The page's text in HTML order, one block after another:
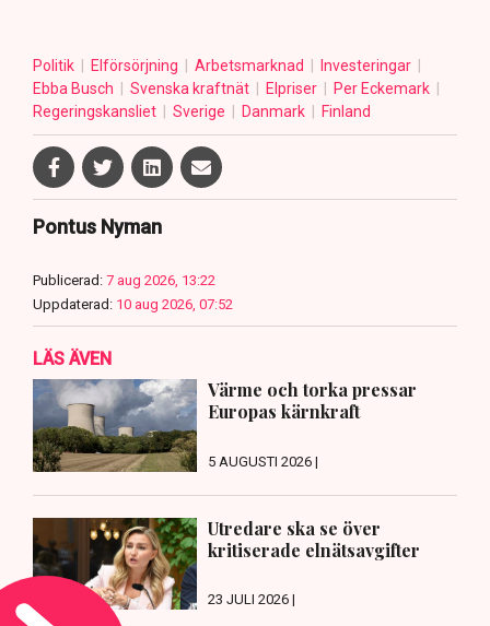
Politik Elförsörjning Arbetsmarknad
Investeringar
Ebba Busch
Svenska kraftnät Elpriser
Per Eckemark
Regeringskansliet
Sverige Danmark Finland
Pontus Nyman
Publicerad: 7 aug 2026, 13:22
Uppdaterad: 10 aug 2026, 07:52
LÄS ÄVEN
Värme och torka pressar
Europas kärnkraft
5 AUGUSTI 2026 |
Utredare ska se över
kritiserade elnätsavgifter
23 JULI 2026 |